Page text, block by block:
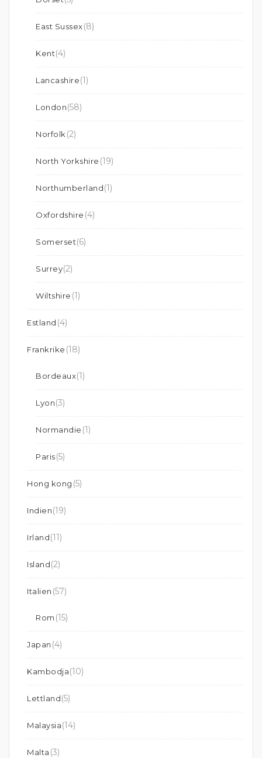
East Sussex(8)
Kent(4)
Lancashire(1)
London(58)
Norfolk (2)
North Yorkshire (19)
Northumberland(1)
Oxfordshire (4)
Somerset(6)
Surrey(2)
Wiltshire (1)
Estland (4)
Frankrike (18)
Bordeaux(1)
Lyon(3)
Normandie (1)
Paris(5)
Hong kong (5)
Indien(19)
Irland(11)
Island(2)
Italien (57)
Rom (15)
Japan (4)
Kambodja(10)
Lettland(5)
Malaysia(14)
Malta (3)